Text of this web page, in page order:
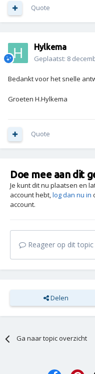
Quote
Hylkema
Geplaatst: 8
Bedankt voor het snelle
Groeten H.Hylkema
Quote
Doe mee aan dit
Je kunt dit nu plaatsen en
account hebt,log dan nu in
account.
Reageer op dit topic
Delen
Ga naar topic overzicht